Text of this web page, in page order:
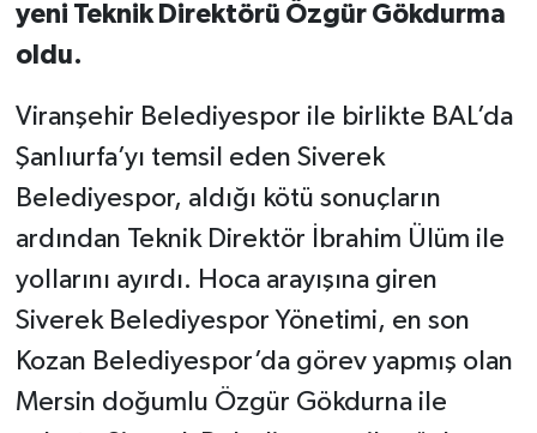
yeni Teknik Direktörü Özgür Gökdurma
oldu.
Viranşehir Belediyespor ile birlikte BAL’da
Şanlıurfa’yı temsil eden Siverek
Belediyespor, aldığı kötü sonuçların
ardından Teknik Direktör İbrahim Ülüm ile
yollarını ayırdı. Hoca arayışına giren
Siverek Belediyespor Yönetimi, en son
Kozan Belediyespor’da görev yapmış olan
Mersin doğumlu Özgür Gökdurna ile